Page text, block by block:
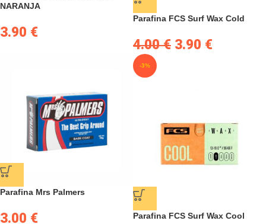
NARANJA
3.90 €
Parafina FCS Surf Wax Cold
4.00€ 3.90 €
Parafina Mrs Palmers
3.00 €
-3%
Parafina FCS Surf Wax Cool